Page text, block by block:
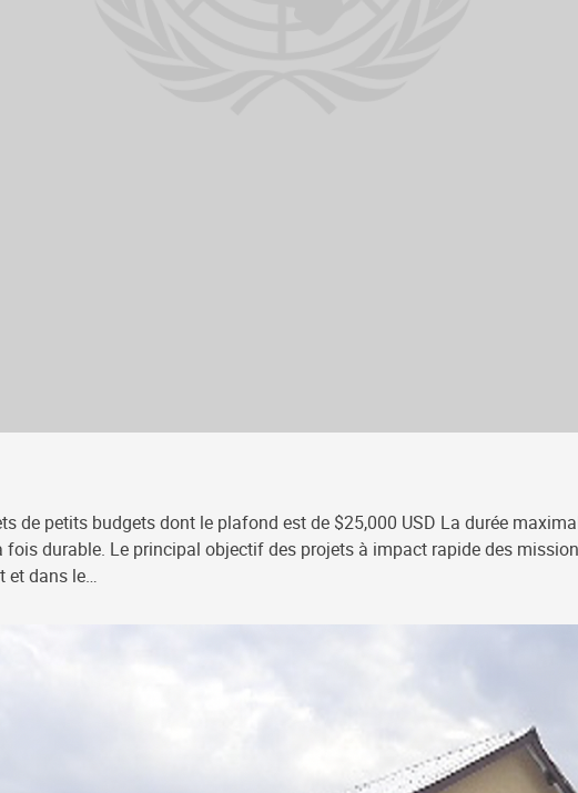
de petits budgets dont le plafond est de $25,000 USD La durée
durable. Le principal objectif des projets à impact rapide des
et dans le…